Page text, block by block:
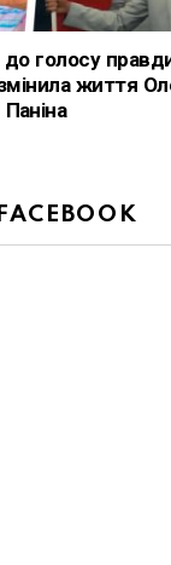
голосу
змінила життя
Паніна